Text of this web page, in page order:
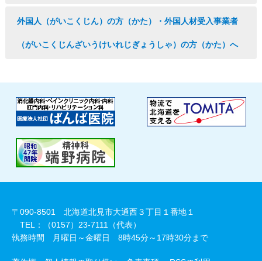
外国人（がいこくじん）の方（かた）・外国人材受入事業者
（がいこくじんざいうけいれじぎょうしゃ）の方（かた）へ
〒090-8501 北海道北見市大通西３丁目１番地１
TEL：（0157）23-7111（代表）
執務時間 月曜日～金曜日 8時45分～17時30分まで